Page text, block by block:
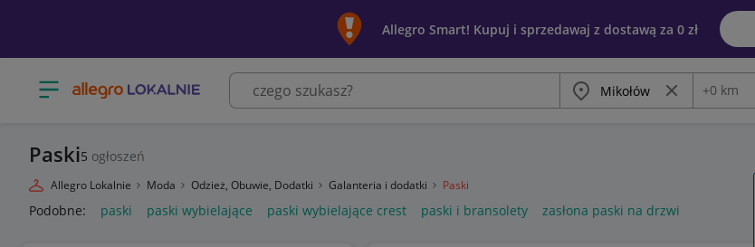
Allegro Smart! Kupuj i sprzedawaj z dostawą za 0 zł
Otwórz menu z kategoriami Miasto Wyczyść frazę
Odległość
+0 km
Paski5 ogłoszeń
Allegro Lokalnie Moda Odzież, Obuwie, Dodatki Galanteria i dodatki Paski
Podobne: paski paski wybielające paski wybielające crest paski i bransolety zasłona paski na drzwi